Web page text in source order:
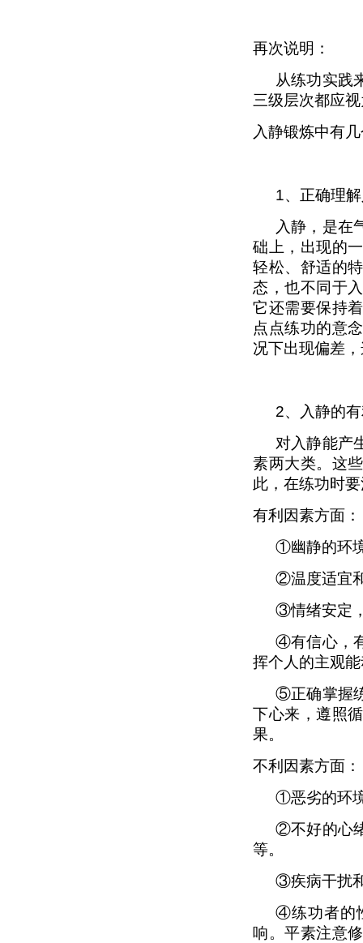
再次说明：
从练功实践
三级层次都应
入静锻炼中有
1、正确理
入静，是在
础上，出现的
轻松、舒适的
态，也不同于
它还需要保持
点点练功的意
况下出现偏差
2、入静的
对入静能产
素两大类。这
此，在练功时
有利因素方面 ：
①幽静的环
②温度适宜
③情绪安定
④有信心，
挥个人的主观
⑤正确掌握
下心来，遵照
果。
不利因素方面 ：
①恶劣的环
②不好的心
等。
③疾病干扰
④练功者的
响。平素注意